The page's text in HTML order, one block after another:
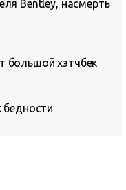
Bentley, насмерть
большой хэтчбек
бедности